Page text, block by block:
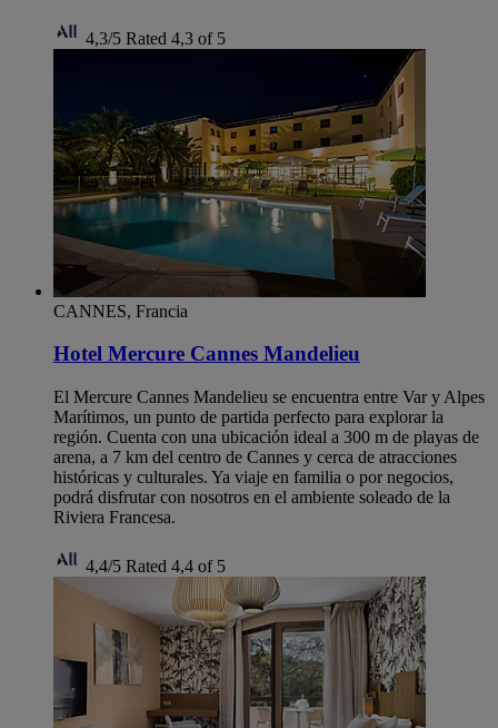
4,3/5 Rated 4,3 of 5
CANNES, Francia
Hotel Mercure Cannes Mandelieu
El Mercure Cannes Mandelieu se encuentra entre Var y Alpes
Marítimos, un punto de partida perfecto para explorar la
región. Cuenta con una ubicación ideal a 300 m de playas de
arena, a 7 km del centro de Cannes y cerca de atracciones
históricas y culturales. Ya viaje en familia o por negocios,
podrá disfrutar con nosotros en el ambiente soleado de la
Riviera Francesa.
4,4/5 Rated 4,4 of 5